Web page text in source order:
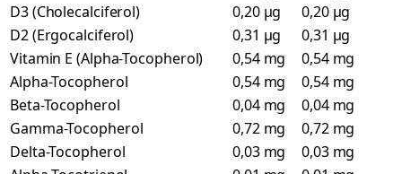
D3 (Cholecalciferol)
0,20 µg
0,20 µg
D2 (Ergocalciferol)
0,31 µg
0,31 µg
Vitamin E (Alpha-Tocopherol)
0,54 mg
0,54 mg
Alpha-Tocopherol
0,54 mg
0,54 mg
Beta-Tocopherol
0,04 mg
0,04 mg
Gamma-Tocopherol
0,72 mg
0,72 mg
Delta-Tocopherol
0,03 mg
0,03 mg